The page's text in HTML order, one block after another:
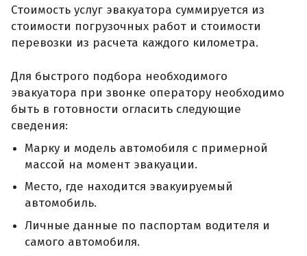
Стоимость услуг эвакуатора суммируется из
стоимости погрузочных работ и стоимости
перевозки из расчета каждого километра.
Для быстрого подбора необходимого
эвакуатора при звонке оператору необходимо
быть в готовности огласить следующие
сведения:
Марку и модель автомобиля с примерной
массой на момент эвакуации.
Место, где находится эвакуируемый
автомобиль.
Личные данные по паспортам водителя и
самого автомобиля.